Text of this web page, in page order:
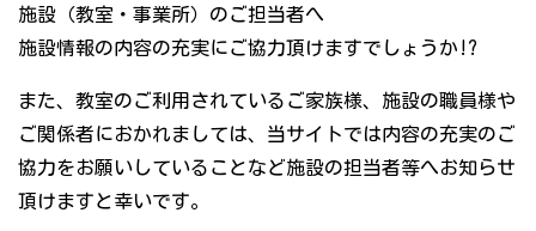
施設（教室・事業所）のご担当者へ
施設情報の内容の充実にご協力頂けますでしょうか!?
また、教室のご利用されているご家族様、施設の職員様や
ご関係者におかれましては、当サイトでは内容の充実のご
協力をお願いしていることなど施設の担当者等へお知らせ
頂けますと幸いです。